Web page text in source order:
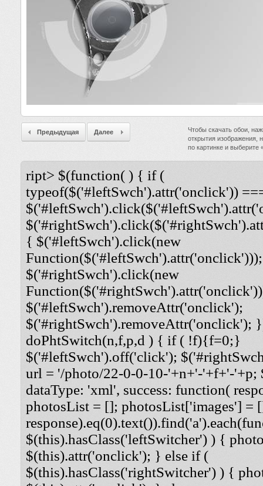
Чтобы скачать обои,
открытия изображения,
по картинке и
Предыдущая Далее
ript> $(function( ) { if (
typeof($('#leftSwch').attr('onclick'))
{ $('#leftSwch').click(new
Function($('#leftSwch').attr('onclick')));
$('#rightSwch').click(new
$('#leftSwch').removeAttr('onclick');
$('#rightSwch').removeAttr('onclick');
doPhtSwitch(n,f,p,d ) { if ( !f){f=0;}
$('#leftSwch').off('click');
url = '/photo/22-0-0-10-'+n+'-'+f+'-'+p;
dataType: 'xml', success: function(
photosList = []; photosList['images'] =
$(this).hasClass('leftSwitcher') ) {
$(this).attr('onclick'); } else if (
$(this).hasClass('rightSwitcher') ) {